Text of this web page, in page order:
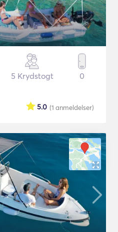
5 Krydstogt 0
(1 anmeldelser)
5.0